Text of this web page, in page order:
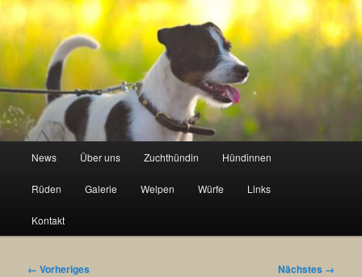
News Über uns Zuchthündin Hündinnen
Rüden Galerie Welpen Würfe Links
Kontakt
Bilder-
← Vorheriges Nächstes →